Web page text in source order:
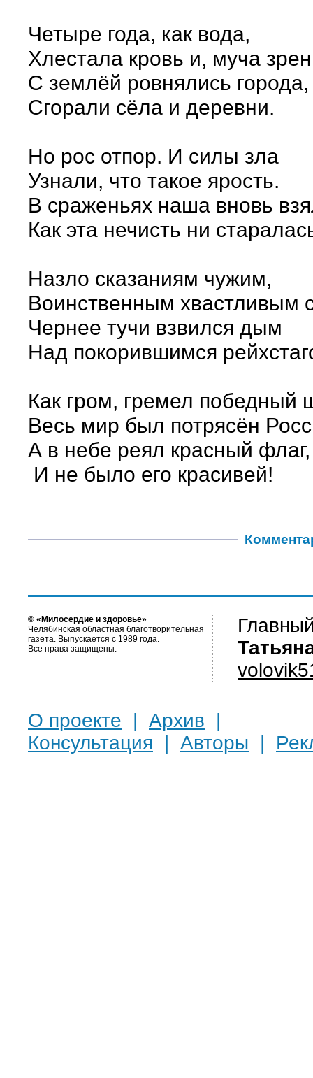
Четыре года, как вода,
Хлестала кровь и, муча
С землёй ровнялись города,
Сгорали сёла и деревни.
Но рос отпор. И силы зла
Узнали, что такое ярость.
В сраженьях наша вновь
Как эта нечисть ни
Назло сказаниям чужим,
Воинственным хвастливым
Чернее тучи взвился дым
Над покорившимся
Как гром, гремел победный
Весь мир был потрясён
А в небе реял красный флаг,
И не было его красивей!
© «Милосердие и здоровье»
Челябинская областная благотворительная
газета. Выпускается с 1989 года.
Все права защищены.
О проекте | Архив |
Консультация | Авторы |